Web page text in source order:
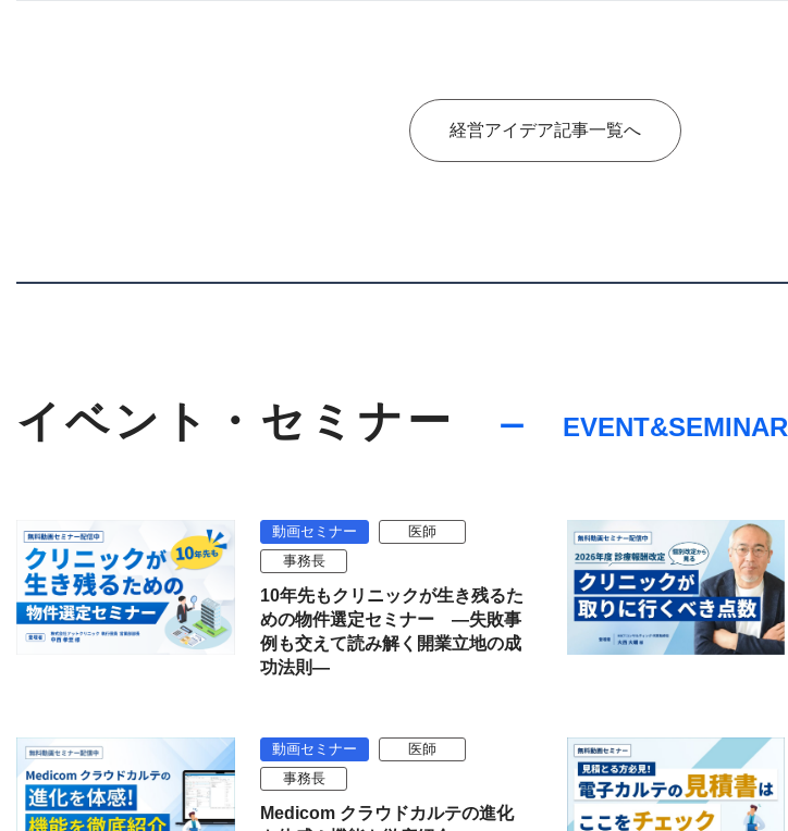
経営アイデア記事一覧へ
イベント・セミナー EVENT&SEMINAR
動画セミナー
医師
事務長
10年先もクリニックが生き残るた
めの物件選定セミナー ―失敗事
例も交えて読み解く開業立地の成
功法則―
動画セミナー
医師
事務長
Medicom クラウドカルテの進化